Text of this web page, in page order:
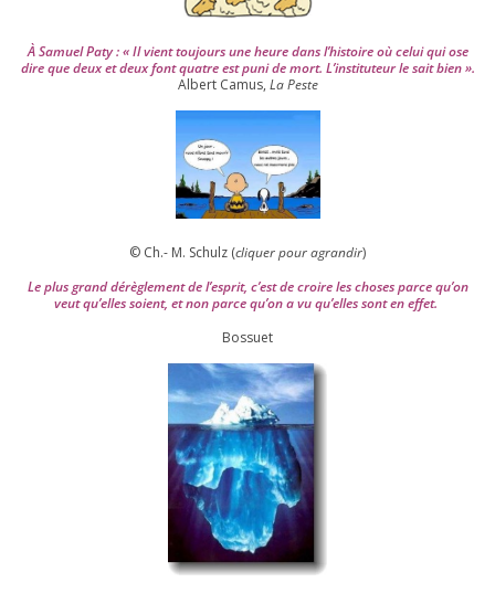
À Samuel Paty : « Il vient tou­jours une heure dans l’his­toire où celui qui ose
dire que deux et deux font quatre est puni de mort. L’instituteur le sait bien ».
Albert Camus, La Peste
© Ch.- M. Schulz (cli­quer pour agran­dir)
Le plus grand dérè­gle­ment de l’es­prit, c’est de croire les choses parce qu’on
veut qu’elles soient, et non parce qu’on a vu qu’elles sont en effet.
Bossuet